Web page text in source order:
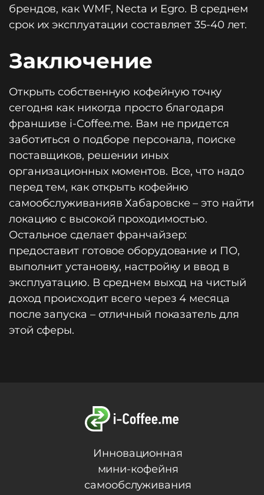
брендов, как WMF, Necta и Egro. В среднем
срок их эксплуатации составляет 35-40 лет.
Заключение
Открыть собственную кофейную точку
сегодня как никогда просто благодаря
франшизе i-Coffee.me. Вам не придется
заботиться о подборе персонала, поиске
поставщиков, решении иных
организационных моментов. Все, что надо
перед тем, как открыть кофейню
самообслуживанияв Хабаровске – это найти
локацию с высокой проходимостью.
Остальное сделает франчайзер:
предоставит готовое оборудование и ПО,
выполнит установку, настройку и ввод в
эксплуатацию. В среднем выход на чистый
доход происходит всего через 4 месяца
после запуска – отличный показатель для
этой сферы.
Инновационная
мини-кофейня
самообслуживания